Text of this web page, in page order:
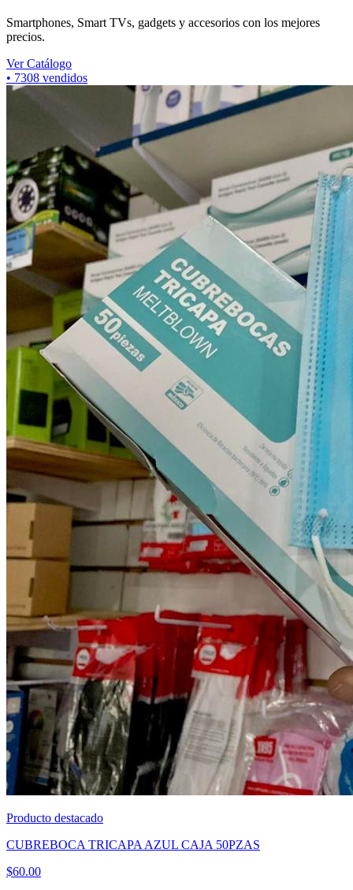
Smartphones, Smart TVs, gadgets y accesorios con los mejores
precios.
Ver Catálogo
• 7308 vendidos
Producto destacado
CUBREBOCA TRICAPA AZUL CAJA 50PZAS
$60.00